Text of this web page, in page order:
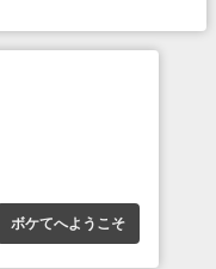
ボケてへようこそ